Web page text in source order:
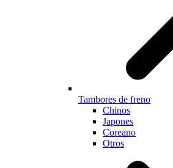
Tambores de freno
Chinos
Japones
Coreano
Otros